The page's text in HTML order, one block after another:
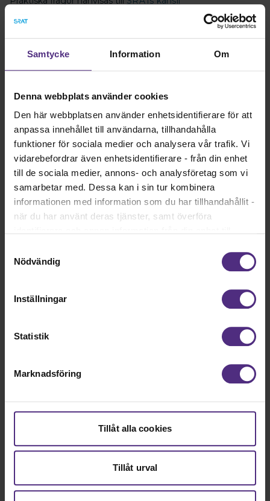
Samtycke Information Om
Denna webbplats använder cookies
Den här webbplatsen använder enhetsidentifierare för att
anpassa innehållet till användarna, tillhandahålla
funktioner för sociala medier och analysera vår trafik. Vi
vidarebefordrar även enhetsidentifierare - från din enhet
till de sociala medier, annons- och analysföretag som vi
samarbetar med. Dessa kan i sin tur kombinera
informationen med information som du har tillhandahållit -
när du har använt deras tjänster, samt överföra
Dock har vi lagt in anonymisering av IP-adress i
förhållande till Google Analytics. Du godkänner våra
cookies vid fortsatt användande av vår webbplats.
Nödvändig
Inställningar
Statistik
Marknadsföring
Tillåt alla cookies
Tillåt urval
Frågor kring kursens innehåll tas med fördel med någon av
kursledarna:
Christel Bridal
Christel Bridal
Hanna Adlerteg-Melinder
08-442 44 68
Hanna Adlerteg-Melinder
Välkommen med din intresseanmälan!
Det lönar sig att vara medlem i SRAT!
Sista anmälningsdatum:
För att anmäla dig behöver du vara medlem
Bli medlem